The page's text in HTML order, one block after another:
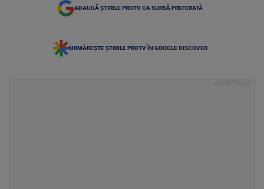
ADAUGĂ ȘTIRILE PROTV CA SURSĂ PREFERATĂ
URMĂREȘTE ȘTIRILE PROTV ÎN GOOGLE DISCOVER